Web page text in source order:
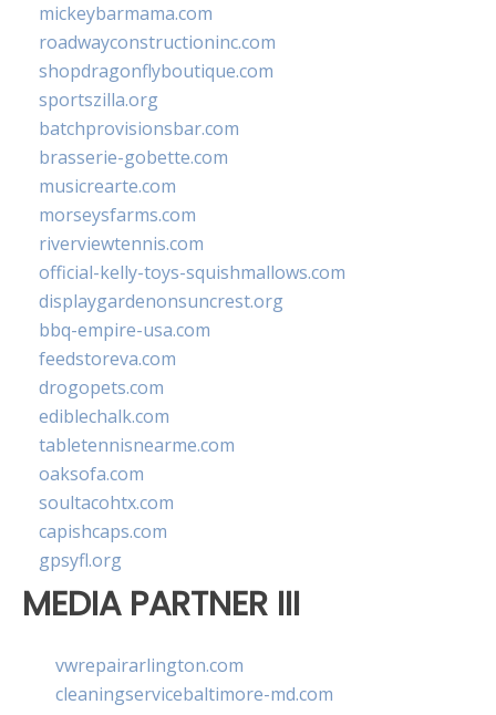
mickeybarmama.com
roadwayconstructioninc.com
shopdragonflyboutique.com
sportszilla.org
batchprovisionsbar.com
brasserie-gobette.com
musicrearte.com
morseysfarms.com
riverviewtennis.com
official-kelly-toys-squishmallows.com
displaygardenonsuncrest.org
bbq-empire-usa.com
feedstoreva.com
drogopets.com
ediblechalk.com
tabletennisnearme.com
oaksofa.com
soultacohtx.com
capishcaps.com
gpsyfl.org
MEDIA PARTNER III
vwrepairarlington.com
cleaningservicebaltimore-md.com